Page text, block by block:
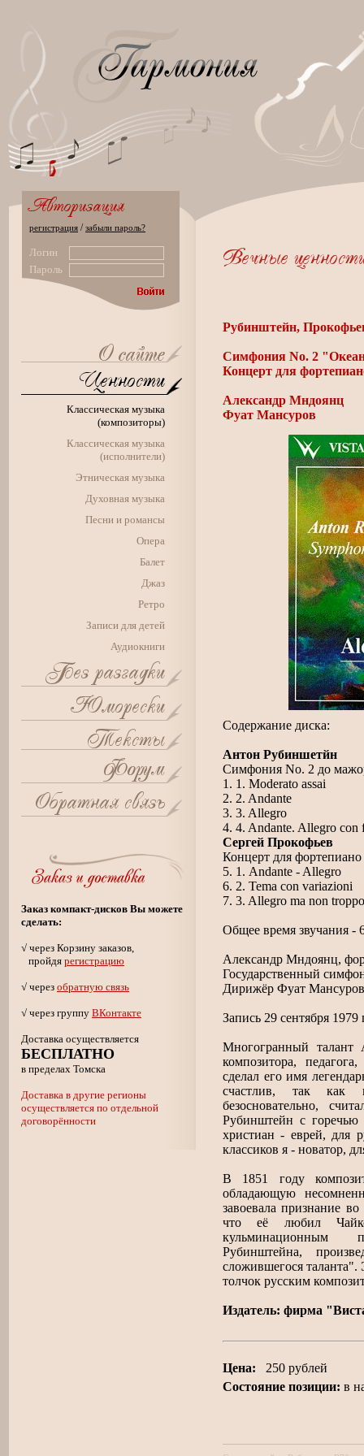
регистрация /забыли пароль?
Логин
Пароль
Классическая музыка
(композиторы)
Классическая музыка
(исполнители)
Этническая музыка
Духовная музыка
Песни и романсы
Опера
Балет
Джаз
Ретро
Записи для детей
Аудиокниги
Заказ компакт-дисков Вы можете
сделать:
√ через Корзину заказов,
пройдя регистрацию
√ через обратную связь
√ через группу ВКонтакте
Доставка осуществляется
БЕСПЛАТНО
в пределах Томска
Доставка в другие регионы
осуществляется по отдельной
договорённости
Рубинштейн,
Симфония No. 2
Концерт для
Александр Мндоянц
Фуат Мансуров
Содержание диска:
Антон Рубиншетйн
Симфония No. 2 до
1. 1. Moderato assai
2. 2. Andante
3. 3. Allegro
4. 4. Andante. Allegro con
Сергей Прокофьев
Концерт для
5. 1. Andante - Allegro
6. 2. Tema con variazioni
7. 3. Allegro ma non troppo
Общее время звучания -
Александр Мндоянц,
Государственный
Дирижёр Фуат Мансуров
Запись 29 сентября 1979
Многогранный талант
композитора,
сделал его имя
счастлив, так как
безосновательно,
Рубинштейн с горечью
христиан - еврей, для
классиков я - новатор,
В 1851 году
обладающую
завоевала признание
что её любил
кульминационным
Рубинштейна,
сложившегося
толчок русским
Издатель: фирма
Цена:
250 рублей
Состояние позиции: в